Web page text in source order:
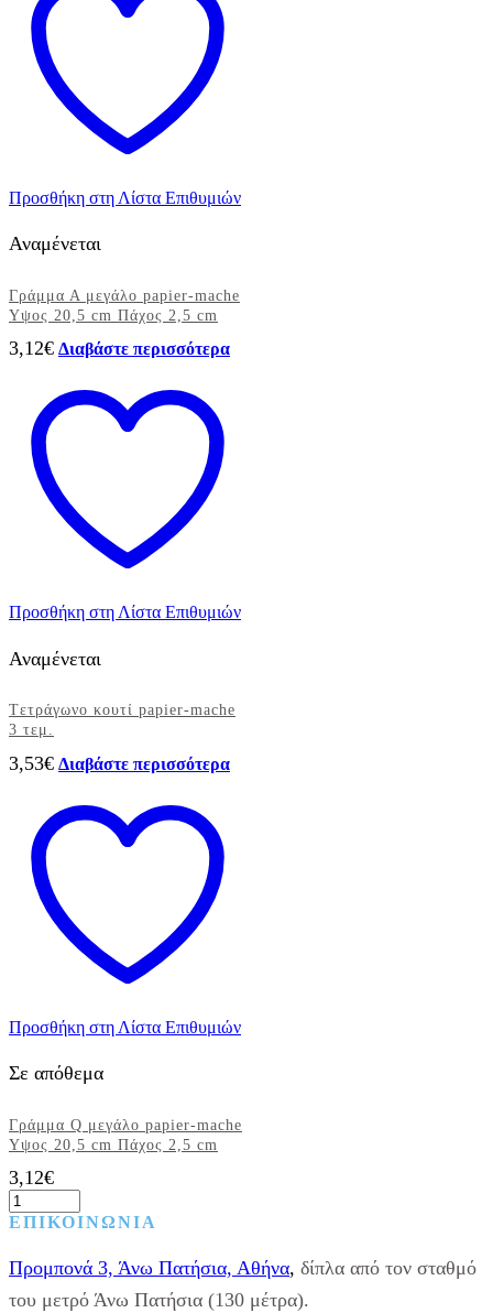
Προσθήκη στη Λίστα Επιθυμιών
Αναμένεται
Γράμμα Α μεγάλο papier-mache
Yψος 20,5 cm Πάχος 2,5 cm
3,12€ Διαβάστε περισσότερα
Προσθήκη στη Λίστα Επιθυμιών
Αναμένεται
Tετράγωνο κουτί papier-mache
3 τεμ.
3,53€ Διαβάστε περισσότερα
Προσθήκη στη Λίστα Επιθυμιών
Σε απόθεμα
Γράμμα Q μεγάλο papier-mache
Yψος 20,5 cm Πάχος 2,5 cm
3,12€
Γράμμα
Q
papier-
mache
Yψος
ΕΠΙΚΟΙΝΩΝΙΑ
Προμπονά 3, Άνω Πατήσια, Αθήνα, δίπλα από τον σταθμό
του μετρό Άνω Πατήσια (130 μέτρα).